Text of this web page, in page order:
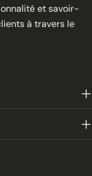
et savoir-
à travers le